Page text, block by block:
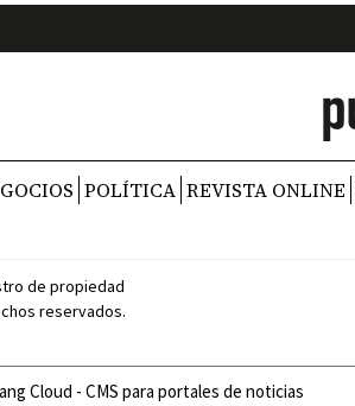
POLÍTICA REVISTA ONLINE
de propiedad
reservados.
Cloud - CMS para portales de noticias